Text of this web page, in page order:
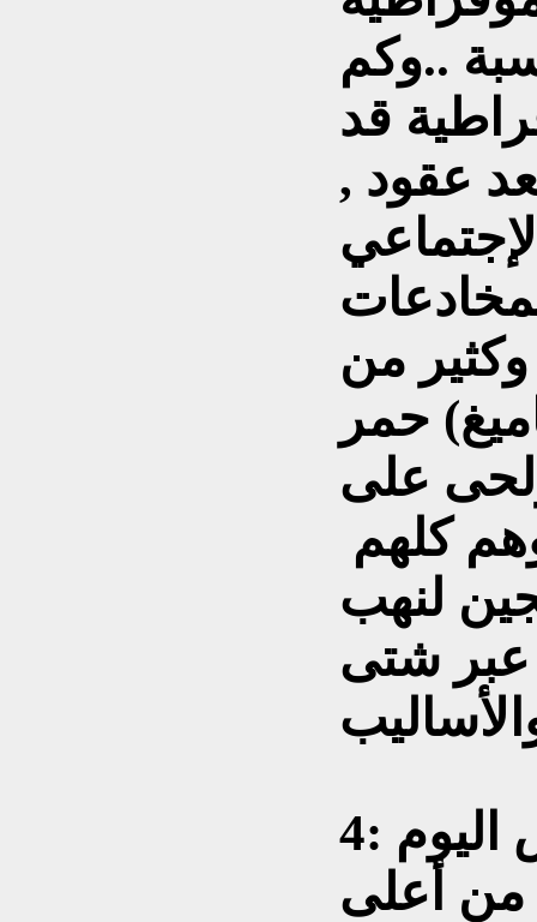
..وكم
قد
عقود ,
من
حمر
على
كلهم
لنهب
عبر شتى
4: أكاد أجزم اننا نعيش اليوم
من أعلى